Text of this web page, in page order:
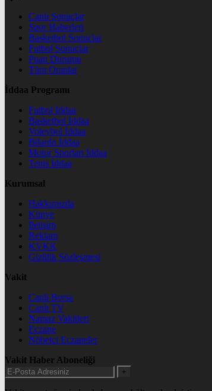
Canlı Sonuçlar
Spor Haberleri
Basketbol Sonuçlar
Futbol Sonuçlar
Puan Durumu
Tüm Oranlar
İddaa Programı
Futbol İddaa
Basketbol İddaa
Voleybol İddaa
Bilardo İddaa
Motor Sporları İddaa
Tenis İddaa
Kurumsal
Hakkımızda
Künye
İletişim
Reklam
KVKK
Gizlilik Sözleşmesi
Vakit
Canlı Borsa
Canlı TV
Namaz Vakitleri
Eczane
Nöbetçi Eczaneler
Vakit Haber Aboneliği
+